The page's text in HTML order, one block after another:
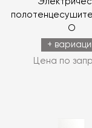
O
+
Цена по